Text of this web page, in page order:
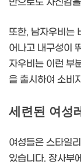
만으로도 자신감
또한, 남자우비는
어나고 내구성이
자우비는 이런 부
을 출시하여 소비
세련된 여성
여성들은 스타일
있습니다. 장사부